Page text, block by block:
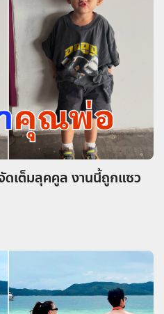
ดเต็มลุคคูล งานนี้ถูกแซว